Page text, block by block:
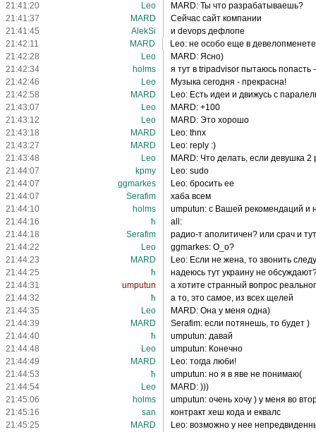
21:41:20
Leo
MARD: Ты что разрабатываешь?
21:41:37
MARD
Сейчас сайт компании
21:41:45
AlekSi
и devops дефлопе
21:42:11
MARD
Leo: не особо еще в девелопменете
21:42:28
Leo
MARD: Ясно)
21:42:34
holms
я тут в tripadvisor пытаюсь попасть
21:42:46
Leo
Музыка сегодня - прекрасна!
21:42:58
MARD
Leo: Есть идеи и движусь с
21:43:07
Leo
MARD: +100
21:43:12
Leo
MARD: Это хорошо
21:43:18
MARD
Leo: thnx
21:43:27
MARD
Leo: reply :)
21:43:48
Leo
MARD: Что делать, если девушка 2
21:44:07
kpmy
Leo: sudo
21:44:07
ggmarkes
Leo: бросить ее
21:44:07
Serafim
хаба всем
21:44:10
holms
umputun: с Вашей рекомендаций и
21:44:16
ħ
all:
21:44:18
Serafim
радио-т аполитичен? или срач и
21:44:22
Leo
ggmarkes: О_о?
21:44:23
MARD
Leo: Если не жена, то звонить
21:44:25
ħ
надеюсь тут украину не
21:44:31
umputun
а хотите странный вопрос
21:44:32
ħ
а то, это самое, из всех щелей
21:44:35
Leo
MARD: Она у меня одна)
21:44:39
MARD
Serafim: если потянешь, то будет )
21:44:40
ħ
umputun: давай
21:44:48
Leo
umputun: Конечно
21:44:49
MARD
Leo: тогда люби!
21:44:53
ħ
umputun: но я в яве не понимаю(
21:44:54
Leo
MARD: )))
21:45:06
holms
umputun: очень хочу ) у меня во
21:45:16
san
контракт хеш кода и еквалс
21:45:25
MARD
Leo: возможно у нее